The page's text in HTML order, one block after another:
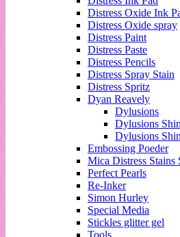
Distress Oxide Ink
Distress Oxide spray
Distress Paint
Distress Paste
Distress Pencils
Distress Spray Stain
Distress Spritz
Dyan Reavely
Dylusions
Dylusions
Dylusions
Embossing Poeder
Mica Distress Stains
Perfect Pearls
Re-Inker
Simon Hurley
Special Media
Stickles glitter gel
Tools